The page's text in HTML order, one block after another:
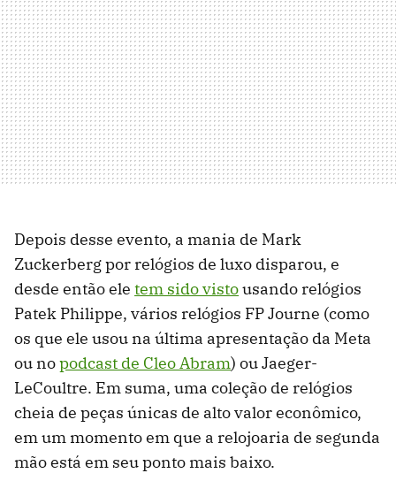
Depois desse evento, a mania de Mark
Zuckerberg por relógios de luxo disparou, e
desde então ele tem sido vistousando relógios
Patek Philippe, vários relógios FP Journe (como
os que ele usou na última apresentação da Meta
ou nopodcast de Cleo Abram) ou Jaeger-
LeCoultre. Em suma, uma coleção de relógios
cheia de peças únicas de alto valor econômico,
em um momento em que a relojoaria de segunda
mão está em seu ponto mais baixo.